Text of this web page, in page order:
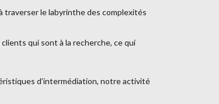
traverser le labyrinthe des complexités
qui sont à la recherche, ce qui
d’intermédiation, notre activité